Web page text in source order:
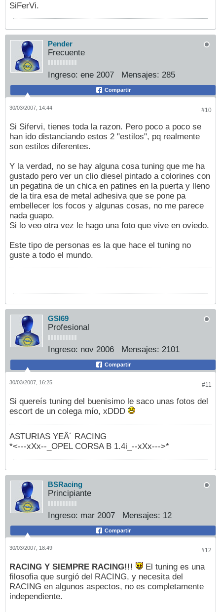
SiFerVi.
Pender
Frecuente
Ingreso: ene 2007 Mensajes: 285
Compartir
#10
30/03/2007, 14:44
Si Sifervi, tienes toda la razon. Pero poco a poco se
han ido distanciando estos 2 "estilos", pq realmente
son estilos diferentes.
Y la verdad, no se hay alguna cosa tuning que me ha
gustado pero ver un clio diesel pintado a colorines con
un pegatina de un chica en patines en la puerta y lleno
de la tira esa de metal adhesiva que se pone pa
embellecer los focos y algunas cosas, no me parece
nada guapo.
Si lo veo otra vez le hago una foto que vive en oviedo.
Este tipo de personas es la que hace el tuning no
guste a todo el mundo.
GSI69
Profesional
Ingreso: nov 2006 Mensajes: 2101
Compartir
#11
30/03/2007, 16:25
Si quereís tuning del buenisimo le saco unas fotos del
escort de un colega mío, xDDD
ASTURIAS YEÂ´ RACING
*<---xXx--_OPEL CORSA B 1.4i_--xXx--->*
BSRacing
Principiante
Ingreso: mar 2007 Mensajes: 12
Compartir
#12
30/03/2007, 18:49
RACING Y SIEMPRE RACING!!!
El tuning es una
filosofia que surgió del RACING, y necesita del
RACING en algunos aspectos, no es completamente
independiente.